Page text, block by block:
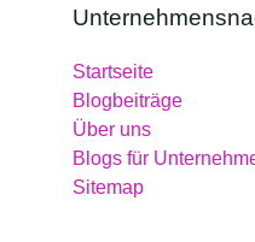
Startseite
Blogbeiträge
Über uns
Blogs für
Sitemap